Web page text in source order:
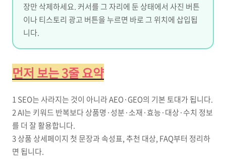
장만 삭제하세요. 커서를 그 자리에 둔 상태에서 사진 버튼
이나 티스토리 광고 버튼을 누르면 바로 그 위치에 삽입됩
니다.
먼저 보는 3줄 요약
1 SEO는 사라지는 것이 아니라 AEO·GEO의 기본 토대가 됩니다.
2AI는 키워드 반복보다 상품명·성분·소재·효능·대상·수치 정보
를 더 잘 활용합니다.
3상품 상세페이지 첫 문장과 속성표, 추천 대상, FAQ부터 정리하
면 됩니다.